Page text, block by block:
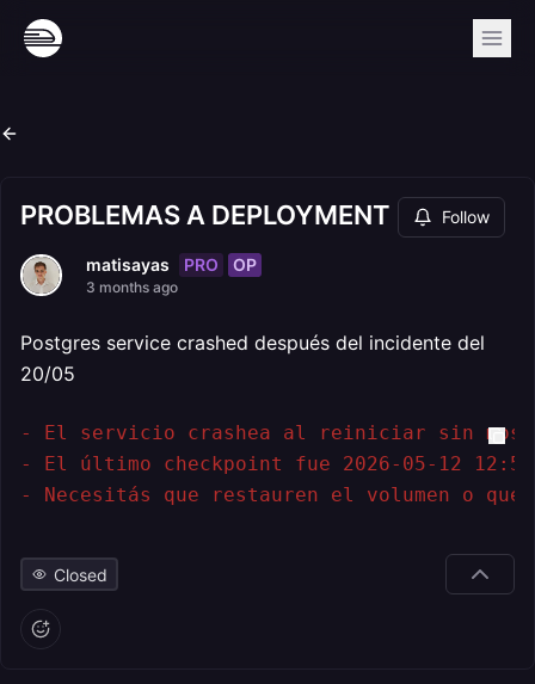
PROBLEMAS A DEPLOYMENT Follow
matisayas PRO OP
3 months ago
Postgres service crashed después del incidente del
20/05
- El servicio crashea al reiniciar sin
- El último checkpoint fue 2026-05-12 12:59
- Necesitás que restauren el volumen o
Closed